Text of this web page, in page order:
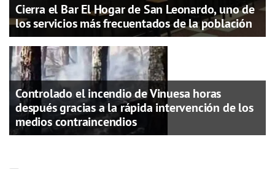
Cierra el Bar El Hogar de San Leonardo, uno de
los servicios más frecuentados de la población
Controlado el incendio de Vinuesa horas
después gracias a la rápida intervención de los
medios contraincendios